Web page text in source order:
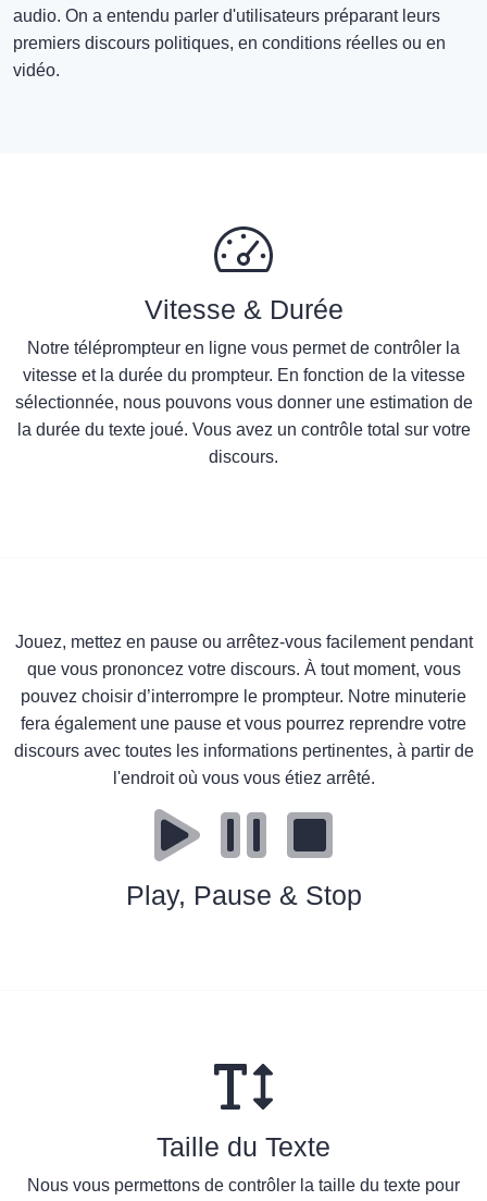
audio. On a entendu parler d'utilisateurs préparant leurs
premiers discours politiques, en conditions réelles ou en
vidéo.
Vitesse & Durée
Notre téléprompteur en ligne vous permet de contrôler la
vitesse et la durée du prompteur. En fonction de la vitesse
sélectionnée, nous pouvons vous donner une estimation de
la durée du texte joué. Vous avez un contrôle total sur votre
discours.
Jouez, mettez en pause ou arrêtez-vous facilement pendant
que vous prononcez votre discours. À tout moment, vous
pouvez choisir d’interrompre le prompteur. Notre minuterie
fera également une pause et vous pourrez reprendre votre
discours avec toutes les informations pertinentes, à partir de
l'endroit où vous vous étiez arrêté.
Play, Pause & Stop
Taille du Texte
Nous vous permettons de contrôler la taille du texte pour